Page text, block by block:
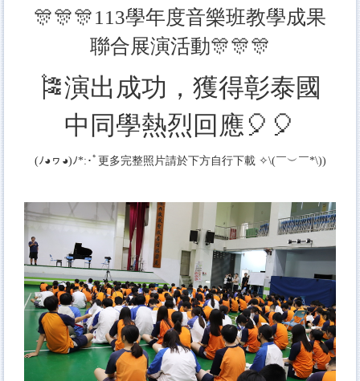
🎊🎊🎊113學年度音樂班教學成果
聯合展演活動🎊🎊🎊
🎏演出成功，獲得彰泰國
中同學熱烈回應🎈🎈
(ﾉ◕ヮ◕)ﾉ*:･ﾟ更多完整照片請於下方自行下載 ✧\(￣︶￣*\))